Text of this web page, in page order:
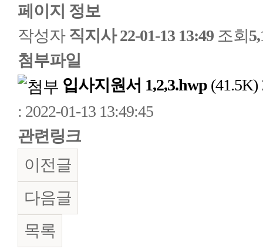
페이지 정보
작성자 직지사 22-01-13 13:49 조회
첨부파일
입사지원서 1,2,3.hwp (41.5K)
: 2022-01-13 13:49:45
관련링크
이전글
다음글
목록